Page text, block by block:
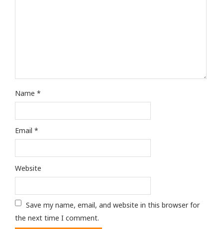
Name *
Email *
Website
Save my name, email, and website in this browser for
the next time I comment.